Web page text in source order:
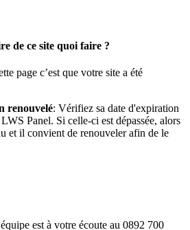
de ce site quoi faire ?
page c’est que votre site a été
renouvelé: Vérifiez sa date d'expiration
Panel. Si celle-ci est dépassée, alors
et il convient de renouveler afin de le
est à votre écoute au 0892 700